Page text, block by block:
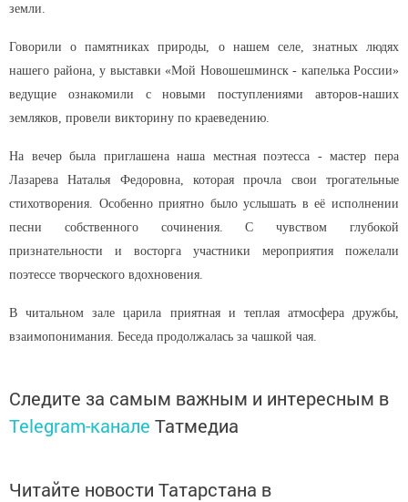
земли.
Говорили о памятниках природы, о нашем селе, знатных людях
нашего района, у выставки «Мой Новошешминск - капелька России»
ведущие ознакомили с новыми поступлениями авторов-наших
земляков, провели викторину по краеведению.
На вечер была приглашена наша местная поэтесса - мастер пера
Лазарева Наталья Федоровна, которая прочла свои трогательные
стихотворения. Особенно приятно было услышать в её исполнении
песни собственного сочинения. С чувством глубокой
признательности и восторга участники мероприятия пожелали
поэтессе творческого вдохновения.
В читальном зале царила приятная и теплая атмосфера дружбы,
взаимопонимания. Беседа продолжалась за чашкой чая.
Следите за самым важным и интересным в
Telegram-канале Татмедиа
Читайте новости Татарстана в